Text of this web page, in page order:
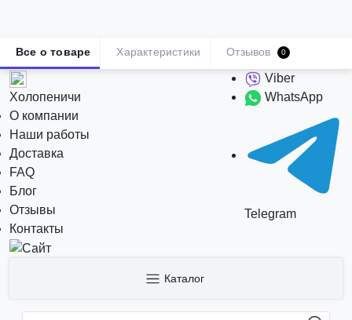
Холопеничи
О компании
Наши работы
Доставка
FAQ
Блог
Отзывы
Контакты
Viber
WhatsApp
Telegram
Каталог
Все о товаре Характеристики Отзывов 0